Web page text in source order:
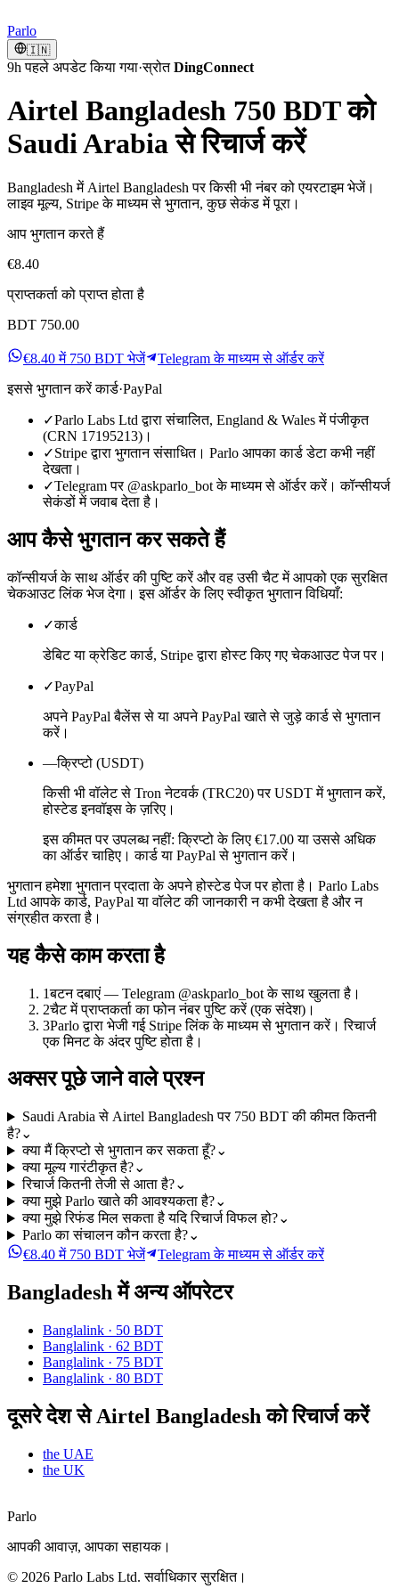
Parlo
🇮🇳
9h पहले अपडेट किया गया·स्रोत DingConnect
Airtel Bangladesh 750 BDT को
Saudi Arabia से रिचार्ज करें
Bangladesh में Airtel Bangladesh पर किसी भी नंबर को एयरटाइम भेजें।
लाइव मूल्य, Stripe के माध्यम से भुगतान, कुछ सेकंड में पूरा।
आप भुगतान करते हैं
€8.40
प्राप्तकर्ता को प्राप्त होता है
BDT 750.00
€8.40 में 750 BDT भेजें
Telegram के माध्यम से ऑर्डर करें
इससे भुगतान करें कार्ड·PayPal
✓Parlo Labs Ltd द्वारा संचालित, England & Wales में पंजीकृत
(CRN 17195213)।
✓Stripe द्वारा भुगतान संसाधित। Parlo आपका कार्ड डेटा कभी नहीं
देखता।
✓Telegram पर @askparlo_bot के माध्यम से ऑर्डर करें। कॉन्सीयर्ज
सेकंडों में जवाब देता है।
आप कैसे भुगतान कर सकते हैं
कॉन्सीयर्ज के साथ ऑर्डर की पुष्टि करें और वह उसी चैट में आपको एक सुरक्षित
चेकआउट लिंक भेज देगा। इस ऑर्डर के लिए स्वीकृत भुगतान विधियाँ:
✓कार्ड
डेबिट या क्रेडिट कार्ड, Stripe द्वारा होस्ट किए गए चेकआउट पेज पर।
✓PayPal
अपने PayPal बैलेंस से या अपने PayPal खाते से जुड़े कार्ड से भुगतान
करें।
—क्रिप्टो (USDT)
किसी भी वॉलेट से Tron नेटवर्क (TRC20) पर USDT में भुगतान करें,
होस्टेड इनवॉइस के ज़रिए।
इस कीमत पर उपलब्ध नहीं: क्रिप्टो के लिए €17.00 या उससे अधिक
का ऑर्डर चाहिए। कार्ड या PayPal से भुगतान करें।
भुगतान हमेशा भुगतान प्रदाता के अपने होस्टेड पेज पर होता है। Parlo Labs
Ltd आपके कार्ड, PayPal या वॉलेट की जानकारी न कभी देखता है और न
संग्रहीत करता है।
यह कैसे काम करता है
1बटन दबाएं — Telegram @askparlo_bot के साथ खुलता है।
2चैट में प्राप्तकर्ता का फोन नंबर पुष्टि करें (एक संदेश)।
3Parlo द्वारा भेजी गई Stripe लिंक के माध्यम से भुगतान करें। रिचार्ज
एक मिनट के अंदर पुष्टि होता है।
अक्सर पूछे जाने वाले प्रश्न
Saudi Arabia से Airtel Bangladesh पर 750 BDT की कीमत कितनी
है?⌄
क्या मैं क्रिप्टो से भुगतान कर सकता हूँ?⌄
क्या मूल्य गारंटीकृत है?⌄
रिचार्ज कितनी तेजी से आता है?⌄
क्या मुझे Parlo खाते की आवश्यकता है?⌄
क्या मुझे रिफंड मिल सकता है यदि रिचार्ज विफल हो?⌄
Parlo का संचालन कौन करता है?⌄
€8.40 में 750 BDT भेजें
Telegram के माध्यम से ऑर्डर करें
Bangladesh में अन्य ऑपरेटर
Banglalink · 50 BDT
Banglalink · 62 BDT
Banglalink · 75 BDT
Banglalink · 80 BDT
दूसरे देश से Airtel Bangladesh को रिचार्ज करें
the UAE
the UK
Parlo
आपकी आवाज़, आपका सहायक।
© 2026 Parlo Labs Ltd.सर्वाधिकार सुरक्षित।